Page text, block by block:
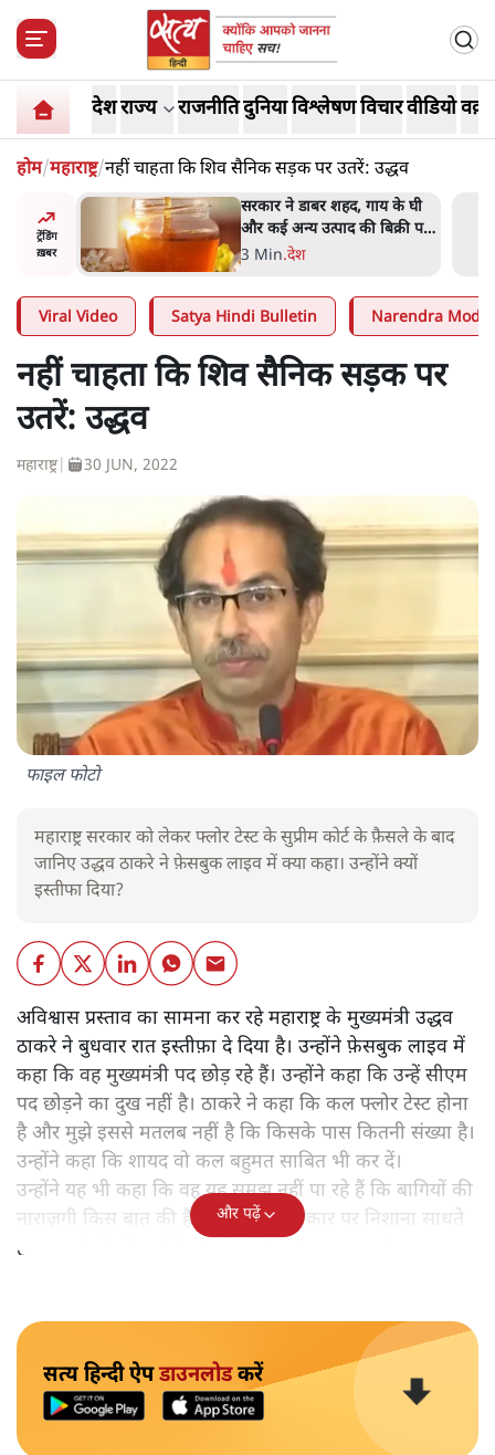
देशराज्य राजनीतिदुनियाविश्लेषणविचारवीडियो
होम/महाराष्ट्र/नहीं चाहता कि शिव सैनिक सड़क पर उतरें: उद्धव
ट्रेंडिंग
ख़बर
सरकार ने डाबर शहद, गाय के घी
और कई अन्य उत्पाद की बिक्री पर
रोक लगाई
3 Min .देश
Viral Video Satya Hindi Bulletin Narendra Modi
नहीं चाहता कि शिव सैनिक सड़क पर
उतरें: उद्धव
महाराष्ट्र| 30 JUN, 2022
फाइल फोटो
महाराष्ट्र सरकार को लेकर फ्लोर टेस्ट के सुप्रीम कोर्ट के फ़ैसले के बाद
जानिए उद्धव ठाकरे ने फ़ेसबुक लाइव में क्या कहा। उन्होंने क्यों
इस्तीफा दिया?
अविश्वास प्रस्ताव का सामना कर रहे महाराष्ट्र के मुख्यमंत्री उद्धव
ठाकरे ने बुधवार रात इस्तीफ़ा दे दिया है। उन्होंने फ़ेसबुक लाइव में
कहा कि वह मुख्यमंत्री पद छोड़ रहे हैं। उन्होंने कहा कि उन्हें सीएम
पद छोड़ने का दुख नहीं है। ठाकरे ने कहा कि कल फ्लोर टेस्ट होना
है और मुझे इससे मतलब नहीं है कि किसके पास कितनी संख्या है।
उन्होंने कहा कि शायद वो कल बहुमत साबित भी कर दें।
उन्होंने यह भी कहा कि वह यह समझ नहीं पा रहे हैं कि बागियों की
नाराज़गी किस बात की है। उन्होंने केंद्र सरकार पर निशाना साधते
हुए कहा है कि शिव सैनिकों को नोटिस भेजा जा रहा है।
और पढ़ें
सत्य हिन्दी ऐपडाउनलोडकरें